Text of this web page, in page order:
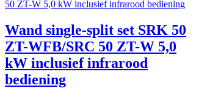
Wand single-split set SRK 50
ZT-WFB/SRC 50 ZT-W 5,0
kW inclusief infrarood
bediening